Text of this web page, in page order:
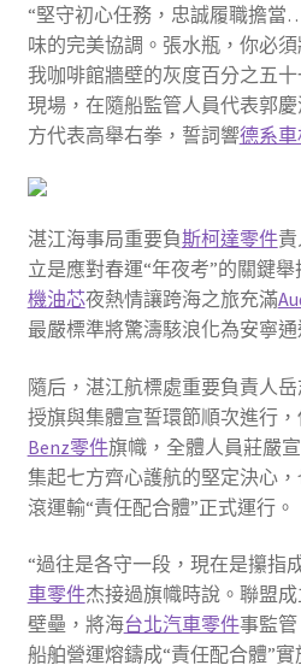
“堅守初心任務，忠誠履職擔當
味的完美協調。張水瓶，你必
我咖啡館牆壁的灰度百分之五
現場，在隨船監管人員代表郭
方代表高舉右拳，誓詞響德系
湛江海事局重要負斯柯達零件
立是應對春運“年夜考”的關鍵
機油芯夜熱情讓跨海之旅充滿
最嚴標準將驚濤駭浪化為安寧通
隨后，湛江航標處重要負責人
授旗與集體宣誓環節順次進行
Benz零件旗幟，全體人員莊嚴
集起七方齊心護航的堅定決心
滾運輸“責任配合體”正式運行。
“過往是各守一段，現在是攥指
車零件杰接過旗幟時說。聯盟
壁壘，將海台北汽車零件事監管
船舶營運熔鑄成“責任配合體”